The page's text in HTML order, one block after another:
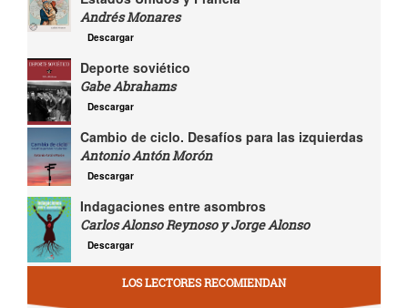
Andrés Monares
Descargar
Deporte soviético
Gabe Abrahams
Descargar
Cambio de ciclo. Desafíos para las izquierdas
Antonio Antón Morón
Descargar
Indagaciones entre asombros
Carlos Alonso Reynoso y Jorge Alonso
Descargar
LOS LECTORES RECOMIENDAN